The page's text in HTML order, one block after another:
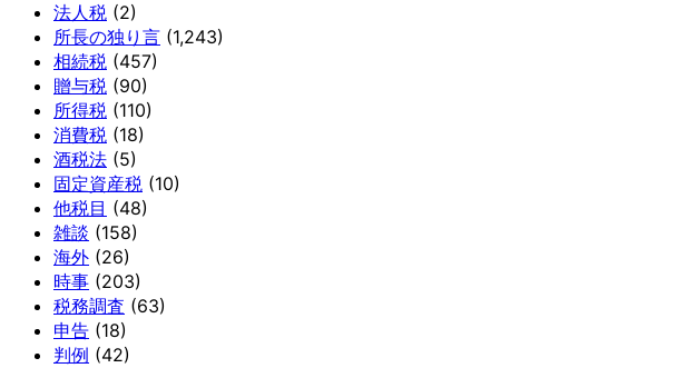
法人税 (2)
所長の独り言 (1,243)
相続税 (457)
贈与税 (90)
所得税 (110)
消費税 (18)
酒税法 (5)
固定資産税 (10)
他税目 (48)
雑談 (158)
海外 (26)
時事 (203)
税務調査 (63)
申告 (18)
判例 (42)